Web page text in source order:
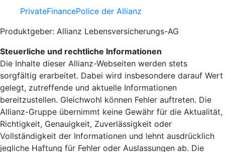
PrivateFinancePolice der Allianz
Produktgeber: Allianz Lebensversicherungs-AG
Steuerliche und rechtliche Informationen
Die Inhalte dieser Allianz-Webseiten werden stets
sorgfältig erarbeitet. Dabei wird insbesondere darauf Wert
gelegt, zutreffende und aktuelle Informationen
bereitzustellen. Gleichwohl können Fehler auftreten. Die
Allianz-Gruppe übernimmt keine Gewähr für die Aktualität,
Richtigkeit, Genauigkeit, Zuverlässigkeit oder
Vollständigkeit der Informationen und lehnt ausdrücklich
jegliche Haftung für Fehler oder Auslassungen ab. Die